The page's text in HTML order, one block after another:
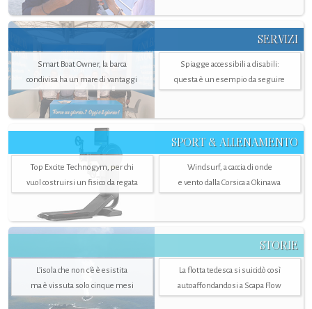
SERVIZI
Smart Boat Owner, la barca
condivisa ha un mare di vantaggi
Spiagge accessibili a disabili:
questa è un esempio da seguire
SPORT & ALLENAMENTO
Top Excite Technogym, per chi
vuol costruirsi un fisico da regata
Windsurf, a caccia di onde
e vento dalla Corsica a Okinawa
STORIE
L’isola che non c'è è esistita
ma è vissuta solo cinque mesi
La flotta tedesca si suicidò così
autoaffondandosi a Scapa Flow